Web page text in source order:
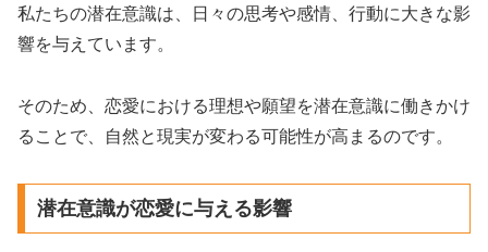
私たちの潜在意識は、日々の思考や感情、行動に大きな影
響を与えています。
そのため、恋愛における理想や願望を潜在意識に働きかけ
ることで、自然と現実が変わる可能性が高まるのです。
潜在意識が恋愛に与える影響